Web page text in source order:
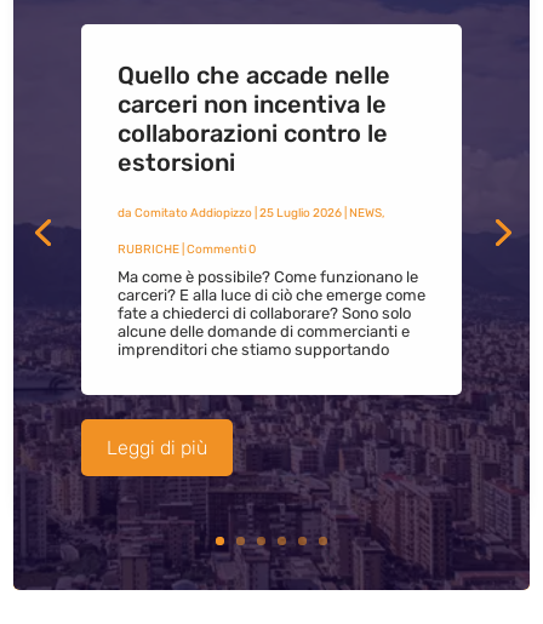
Quello che accade nelle
carceri non incentiva le
collaborazioni contro le
estorsioni
da Comitato Addiopizzo| 25 Luglio 2026| NEWS,
RUBRICHE| Commenti 0
Ma come è possibile? Come funzionano le
carceri? E alla luce di ciò che emerge come
fate a chiederci di collaborare? Sono solo
alcune delle domande di commercianti e
imprenditori che stiamo supportando
Leggi di più